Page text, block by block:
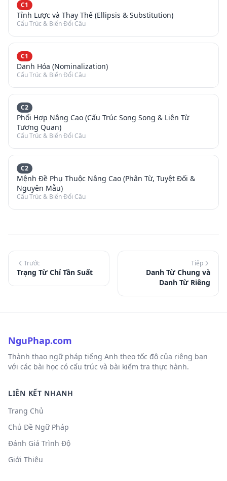
C1
Tỉnh Lược và Thay Thế (Ellipsis & Substitution)
Cấu Trúc & Biến Đổi Câu
C1
Danh Hóa (Nominalization)
Cấu Trúc & Biến Đổi Câu
C2
Phối Hợp Nâng Cao (Cấu Trúc Song Song & Liên Từ
Tương Quan)
Cấu Trúc & Biến Đổi Câu
C2
Mệnh Đề Phụ Thuộc Nâng Cao (Phân Từ, Tuyệt Đối &
Nguyên Mẫu)
Cấu Trúc & Biến Đổi Câu
Trước
Trạng Từ Chỉ Tần Suất
Tiếp
Danh Từ Chung và
Danh Từ Riêng
NguPhap.com
Thành thạo ngữ pháp tiếng Anh theo tốc độ của riêng bạn
với các bài học có cấu trúc và bài kiểm tra thực hành.
LIÊN KẾT NHANH
Trang Chủ
Chủ Đề Ngữ Pháp
Đánh Giá Trình Độ
Giới Thiệu